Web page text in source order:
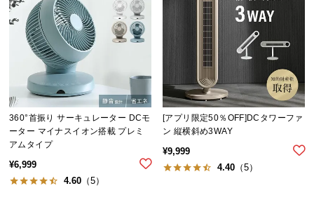
イ
ド
お
支
払
に
て
360°首振り サーキュレーター DCモ
ーター マイナスイオン搭載 プレミ
アムタイプ
¥6,999
4.60 （5）
[アプリ限定50％OFF]DCタワーファ
ン 縦横斜め3WAY
¥9,999
4.40 （5）